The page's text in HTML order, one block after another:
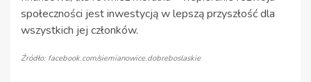
społeczności jest inwestycją w lepszą przyszłość dla
wszystkich jej członków.
Źródło: facebook.com/siemianowice.dobreboslaskie